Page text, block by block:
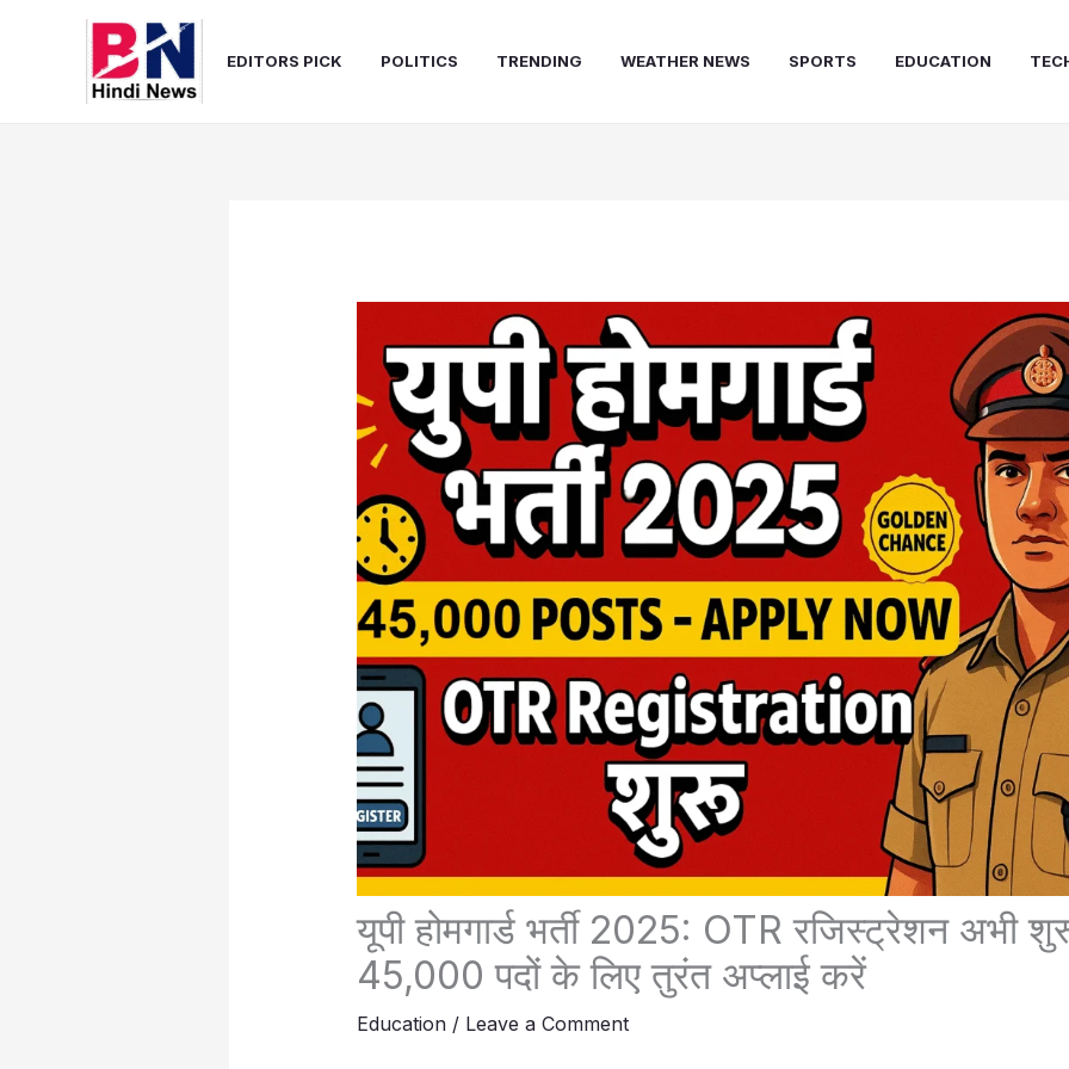
EDITORS PICK POLITICS TRENDING WEATHER NEWS SPORTS EDUCATION
यूपी होमगार्ड भर्ती 2025: OTR रजिस्ट्रेशन अभी
45,000 पदों के लिए तुरंत अप्लाई करें
Education/ Leave a Comment